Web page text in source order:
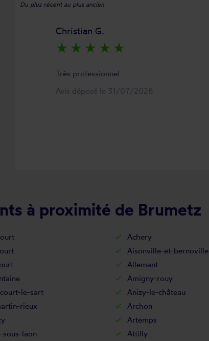
Du plus récent au plus ancien
Christian G.
star_rate star_rate star_rate star_rate star_rate
Très professionnel
Avis déposé le 31/07/2026
à proximité de Brumetz
Achery
Aisonville-et-bernoville
Allemant
Amigny-rouy
le-sart Anizy-le-château
rieux Archon
Artemps
sous-laon Attilly